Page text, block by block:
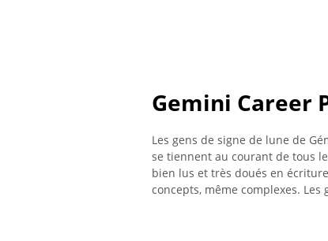
Gemini Career
Les gens de signe de lune de
se tiennent au courant de tous
bien lus et très doués en
concepts, même complexes.